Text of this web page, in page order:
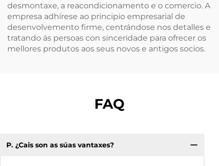
desmontaxe, a reacondicionamento e o comercio. A
empresa adhírese ao principio empresarial de
desenvolvemento firme, centrándose nos detalles e
tratando ás persoas con sinceridade para ofrecer os
mellores produtos aos seus novos e antigos socios.
FAQ
P. ¿Cais son as súas vantaxes?